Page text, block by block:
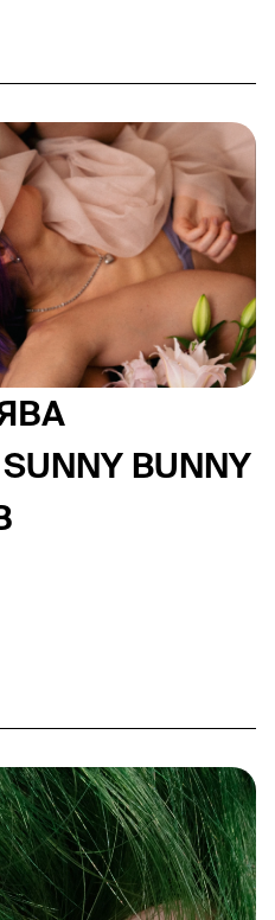
BUNNY